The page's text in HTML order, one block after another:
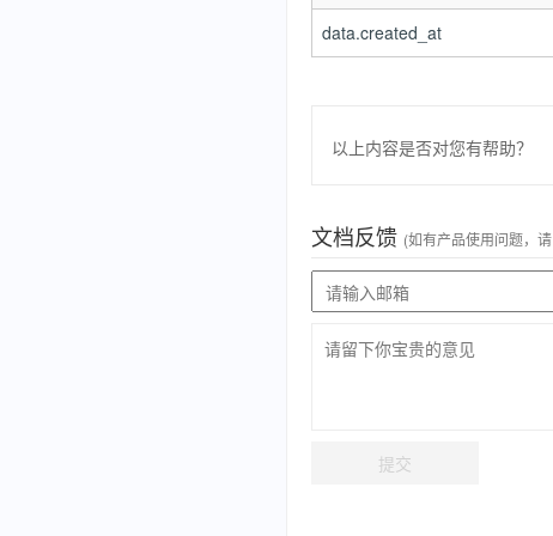
data.created_at
以上内容是否对您有帮助？
文档反馈 (如有产品使用问题，请
提交